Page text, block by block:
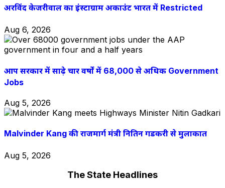
अरविंद केजरीवाल का इंस्टाग्राम अकाउंट भारत में Restricted
Aug 6, 2026
आप सरकार में साढ़े चार वर्षों में 68,000 से अधिक Government
Jobs
Aug 5, 2026
Malvinder Kang की राजमार्ग मंत्री नितिन गडकरी से मुलाकात
Aug 5, 2026
The State Headlines